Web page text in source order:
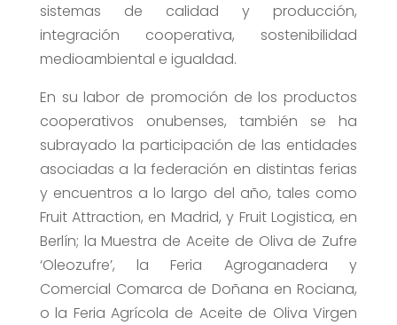
sistemas de calidad y producción,
integración cooperativa, sostenibilidad
medioambiental e igualdad.
En su labor de promoción de los productos
cooperativos onubenses, también se ha
subrayado la participación de las entidades
asociadas a la federación en distintas ferias
y encuentros a lo largo del año, tales como
Fruit Attraction, en Madrid, y Fruit Logistica, en
Berlín; la Muestra de Aceite de Oliva de Zufre
‘Oleozufre’, la Feria Agroganadera y
Comercial Comarca de Doñana en Rociana,
o la Feria Agrícola de Aceite de Oliva Virgen